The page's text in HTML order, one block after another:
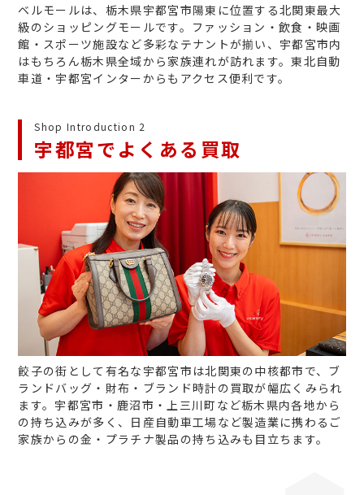
ベルモールは、栃木県宇都宮市陽東に位置する北関東最大
級のショッピングモールです。ファッション・飲食・映画
館・スポーツ施設など多彩なテナントが揃い、宇都宮市内
はもちろん栃木県全域から家族連れが訪れます。東北自動
車道・宇都宮インターからもアクセス便利です。
Shop Introduction 2
宇都宮でよくある買取
餃子の街として有名な宇都宮市は北関東の中核都市で、ブ
ランドバッグ・財布・ブランド時計の買取が幅広くみられ
ます。宇都宮市・鹿沼市・上三川町など栃木県内各地から
の持ち込みが多く、日産自動車工場など製造業に携わるご
家族からの金・プラチナ製品の持ち込みも目立ちます。